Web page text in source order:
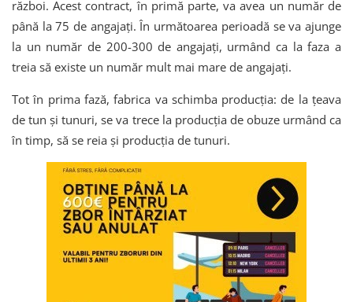
război. Acest contract, în primă parte, va avea un număr de
până la 75 de angajați. În următoarea perioadă se va ajunge
la un număr de 200-300 de angajați, urmând ca la faza a
treia să existe un număr mult mai mare de angajați.
Tot în prima fază, fabrica va schimba producția: de la țeava
de tun și tunuri, se va trece la producția de obuze urmând ca
în timp, să se reia și producția de tunuri.